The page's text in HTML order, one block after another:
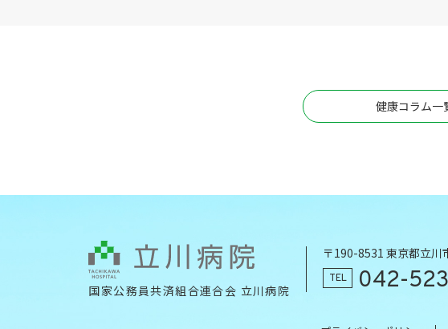
健康コラム一
国家公務員共済組合連合会 立川病院
〒190-8531 東京都立川
TEL 042-